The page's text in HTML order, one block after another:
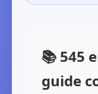
📚 545
guide